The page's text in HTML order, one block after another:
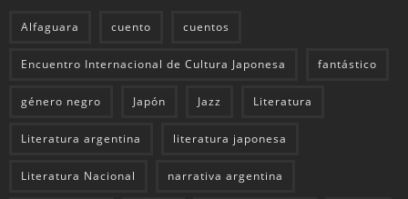
Alfaguara cuento cuentos
Encuentro Internacional de Cultura Japonesa fantástico
género negro Japón Jazz Literatura
Literatura argentina literatura japonesa
Literatura Nacional narrativa argentina